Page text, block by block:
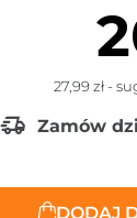
27,99 zł-
Zamów
DODAJ